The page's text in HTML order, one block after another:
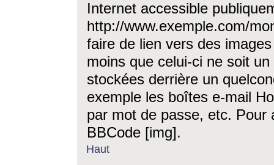
Internet accessible
http://www.exemple.com/
faire de lien vers des
moins que celui-ci ne soit
stockées derrière un
exemple les boîtes e-mail
par mot de passe, etc. Pour
BBCode [img].
Haut